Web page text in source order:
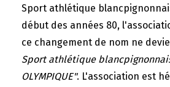
Sport athlétique
début des années 80,
ce changement de nom ne
Sport athlétique
OLYMPIQUE". L'association est